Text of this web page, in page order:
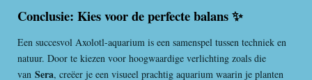
Conclusie: Kies voor de perfecte balans✨
Een succesvol Axolotl-aquarium is een samenspel tussen techniek en
natuur. Door te kiezen voor hoogwaardige verlichting zoals die
van Sera, creëer je een visueel prachtig aquarium waarin je planten